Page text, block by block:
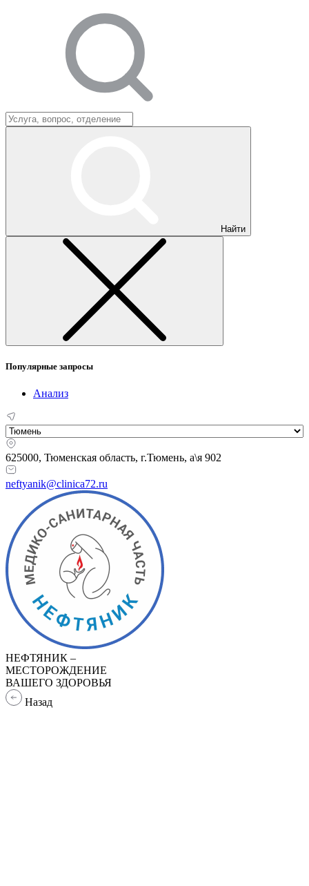
Найти
Популярные запросы
Анализ
625000, Тюменская область, г.Тюмень, а\я 902
neftyanik@clinica72.ru
НЕФТЯНИК –
МЕСТОРОЖДЕНИЕ
ВАШЕГО ЗДОРОВЬЯ
Назад